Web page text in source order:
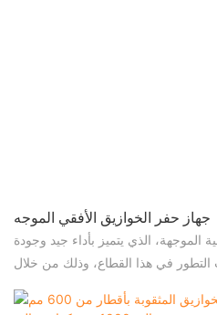
جهاز حفر الخوازيق الأفقي الموجه
الموجهة، الذي يتميز بأداء جيد وجودة
التطور في هذا القطاع، وذلك من خلال